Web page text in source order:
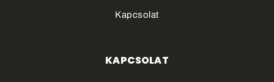
Kapcsolat
KAPCSOLAT